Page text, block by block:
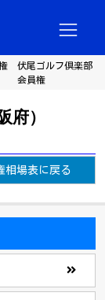
伏尾ゴルフ倶楽部
会員権
府）
相場表に戻る